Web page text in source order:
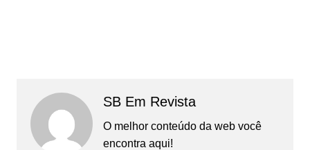
SB Em Revista
O melhor conteúdo da web você
encontra aqui!